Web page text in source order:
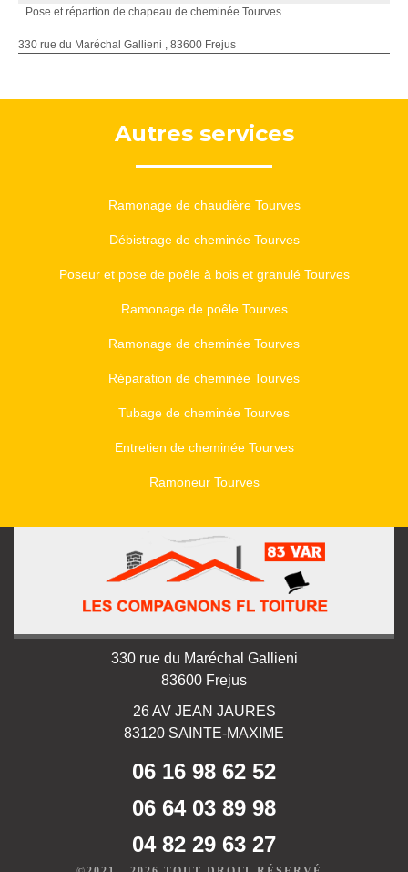
Pose et répartion de chapeau de cheminée Tourves
330 rue du Maréchal Gallieni , 83600 Frejus
Autres services
Ramonage de chaudière Tourves
Débistrage de cheminée Tourves
Poseur et pose de poêle à bois et granulé Tourves
Ramonage de poêle Tourves
Ramonage de cheminée Tourves
Réparation de cheminée Tourves
Tubage de cheminée Tourves
Entretien de cheminée Tourves
Ramoneur Tourves
330 rue du Maréchal Gallieni
83600 Frejus
26 AV JEAN JAURES
83120 SAINTE-MAXIME
06 16 98 62 52
06 64 03 89 98
04 82 29 63 27